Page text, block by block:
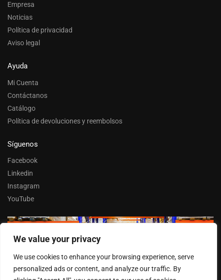
We value your privacy
We use cookies to enhance your browsing experience, serve
personalized ads or content, and analyze our traffic. By
Empresa
Noticias
Política de privacidad
Aviso legal
Ayuda
Mi Cuenta
Contáctanos
Catálogo
Política de devoluciones y reembolsos
Síguenos
Facebook
Linkedin
Instagram
YouTube
Trabaja con nosotros
Entrar